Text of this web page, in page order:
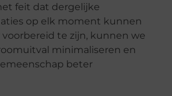
feit dat dergelijke
op elk moment kunnen
te zijn, kunnen we
minimaliseren en
beter